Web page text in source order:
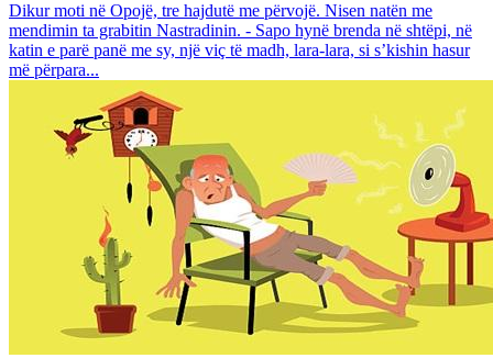
Dikur moti në Opojë, tre hajdutë me përvojë. Nisen natën me
mendimin ta grabitin Nastradinin. - Sapo hynë brenda në shtëpi, në
katin e parë panë me sy, një viç të madh, lara-lara, si s’kishin hasur
më përpara...